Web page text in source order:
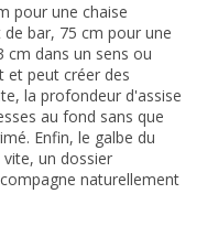
pour une chaise
bar, 75 cm pour une
cm dans un sens ou
et peut créer des
la profondeur d'assise
au fond sans que
Enfin, le galbe du
un dossier
naturellement